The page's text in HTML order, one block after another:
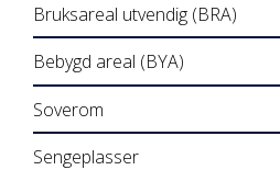
Bruksareal utvendig (BRA)
Bebygd areal (BYA)
Soverom
Sengeplasser